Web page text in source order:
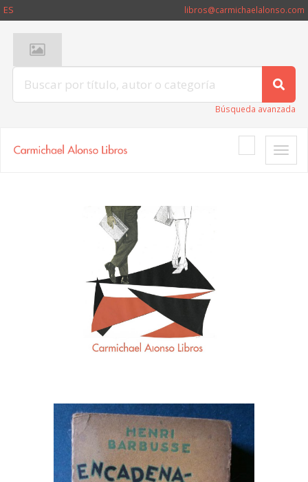
ES libros@carmichaelalonso.com
Búsqueda avanzada
Toggle